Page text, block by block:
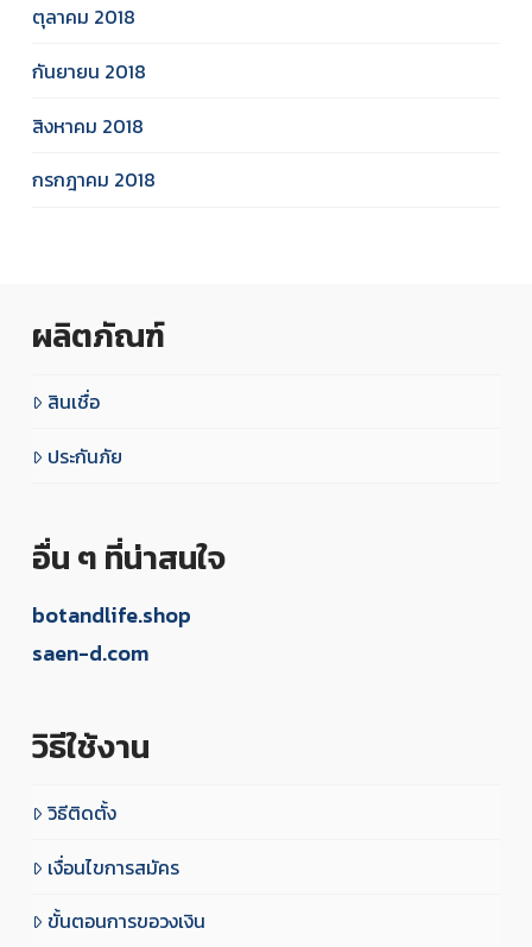
ตุลาคม 2018
กันยายน 2018
สิงหาคม 2018
กรกฎาคม 2018
ผลิตภัณฑ์
สินเชื่อ
ประกันภัย
อื่น ๆ ที่น่าสนใจ
botandlife.shop
saen-d.com
วิธีใช้งาน
วิธีติดตั้ง
เงื่อนไขการสมัคร
ขั้นตอนการขอวงเงิน